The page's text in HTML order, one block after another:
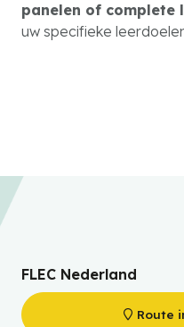
panelen of complete
uw specifieke
FLEC Nederland
Route